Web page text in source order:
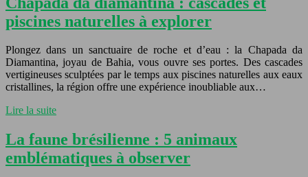
piscines naturelles à explorer
Plongez dans un sanctuaire de roche et d’eau : la Chapada da
Diamantina, joyau de Bahia, vous ouvre ses portes. Des cascades
vertigineuses sculptées par le temps aux piscines naturelles aux eaux
cristallines, la région offre une expérience inoubliable aux…
Lire la suite
La faune brésilienne : 5 animaux
emblématiques à observer